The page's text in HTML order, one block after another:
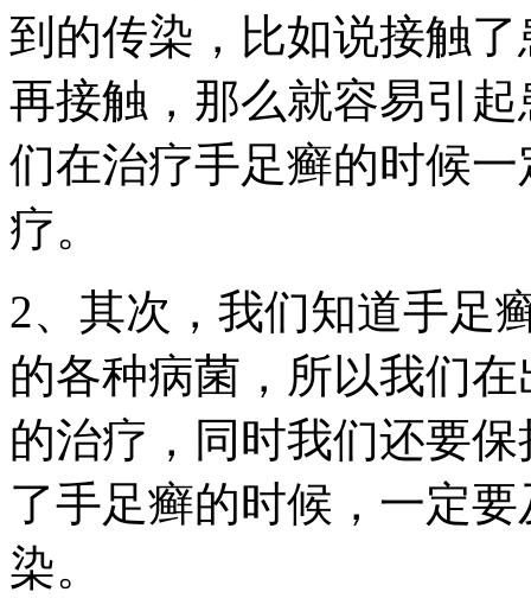
到的传染，比如说接触
再接触，那么就容易引
们在治疗手足癣的时候
疗。
2、其次，我们知道手足
的各种病菌，所以我们
的治疗，同时我们还要
了手足癣的时候，一定
染。